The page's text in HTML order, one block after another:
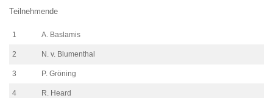
Teilnehmende
1 A. Baslamis
2 N. v. Blumenthal
3 P. Gröning
4 R. Heard